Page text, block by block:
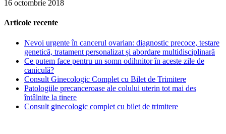
16 octombrie 2018
Articole recente
Nevoi urgente în cancerul ovarian: diagnostic precoce, testare
genetică, tratament personalizat și abordare multidisciplinară
Ce putem face pentru un somn odihnitor în aceste zile de
caniculă?
Consult Ginecologic Complet cu Bilet de Trimitere
Patologiile precanceroase ale colului uterin tot mai des
întâlnite la tinere
Consult ginecologic complet cu bilet de trimitere